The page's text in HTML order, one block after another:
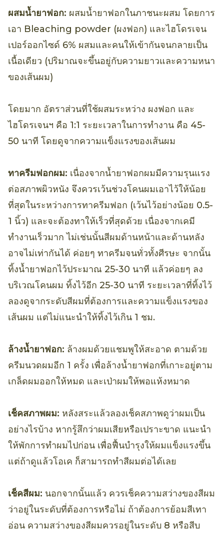
ผสมน้ำยาฟอก: ผสมน้ำยาฟอกในภาชนะผสม โดยการ
เอา Bleaching powder (ผงฟอก) และไฮโดรเจน
เปอร์ออกไซด์ 6% ผสมและคนให้เข้ากันจนกลายเป็น
เนื้อเดียว (ปริมาณจะขึ้นอยู่กับความยาวและความหนา
ของเส้นผม)
โดยมาก อัตราส่วนที่ใช้ผสมระหว่าง ผงฟอก และ
ไฮโดรเจนฯ คือ 1:1 ระยะเวลาในการทำงาน คือ 45-
50 นาที โดยดูจากความแข็งแรงของเส้นผม
ทาครีมฟอกผม: เนื่องจากน้ำยาฟอกผมมีความรุนแรง
ต่อสภาพผิวหนัง จึงควรเว้นช่วงโคนผมเอาไว้ให้น้อย
ที่สุดในระหว่างการทาครีมฟอก (เว้นไว้อย่างน้อย 0.5-
1 นิ้ว) และจะต้องทาให้เร็วที่สุดด้วย เนื่องจากเคมี
ทำงานเร็วมาก ไม่เช่นนั้นสีผมด้านหน้าและด้านหลัง
อาจไม่เท่ากันได้ ค่อยๆ ทาครีมจนทั่วทั้งศีรษะ จากนั้น
ทิ้งน้ำยาฟอกไว้ประมาณ 25-30 นาที แล้วค่อยๆ ลง
บริเวณโคนผม ทิ้งไว้อีก 25-30 นาที ระยะเวลาที่ทิ้งไว้
ลองดูจากระดับสีผมที่ต้องการและความแข็งแรงของ
เส้นผม แต่ไม่แนะนำให้ทิ้งไว้เกิน 1 ชม.
ล้างน้ำยาฟอก: ล้างผมด้วยแชมพูให้สะอาด ตามด้วย
ครีมนวดผมอีก 1 ครั้ง เพื่อล้างน้ำยาฟอกที่เกาะอยู่ตาม
เกล็ดผมออกให้หมด และเป่าผมให้พอแห้งหมาด
เช็คสภาพผม: หลังสระแล้วลองเช็คสภาพดูว่าผมเป็น
อย่างไรบ้าง หากรู้สึกว่าผมเสียหรือเปราะขาด แนะนำ
ให้พักการทำผมไปก่อน เพื่อฟื้นบำรุงให้ผมแข็งแรงขึ้น
แต่ถ้าดูแล้วโอเค ก็สามารถทำสีผมต่อได้เลย
เช็คสีผม: นอกจากนั้นแล้ว ควรเช็คความสว่างของสีผม
ว่าอยู่ในระดับที่ต้องการหรือไม่ ถ้าต้องการย้อมสีเทา
อ่อน ความสว่างของสีผมควรอยู่ในระดับ 8 หรือสีบ